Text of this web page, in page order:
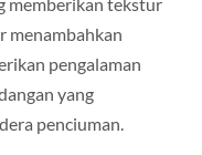
menambahkan
pengalaman
yang
penciuman.